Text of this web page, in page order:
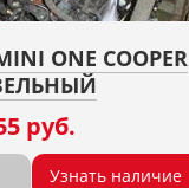
ONE COOPER
руб.
Узнать наличие